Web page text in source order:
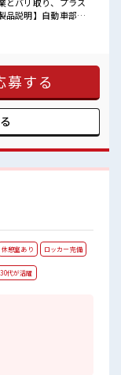
品説明】自動車部品
高収入を希望される
るので、 毎日の服
≫ 新しいことにチャ
く環境が整っていま
指していきましょ
困った事などがあれ
る職場！ 休憩室完備
募する
休憩室あり ロッカー完備
30代が活躍